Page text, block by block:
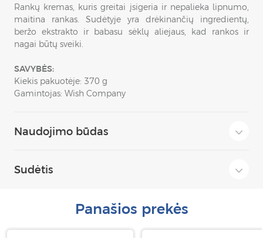
Rankų kremas, kuris greitai įsigeria ir nepalieka lipnumo,
maitina rankas. Sudėtyje yra drėkinančių ingredientų,
beržo ekstrakto ir babasu sėklų aliejaus, kad rankos ir
nagai būtų sveiki.
SAVYBĖS:
Kiekis pakuotėje: 370 g
Gamintojas: Wish Company
Naudojimo būdas
Sudėtis
Panašios prekės